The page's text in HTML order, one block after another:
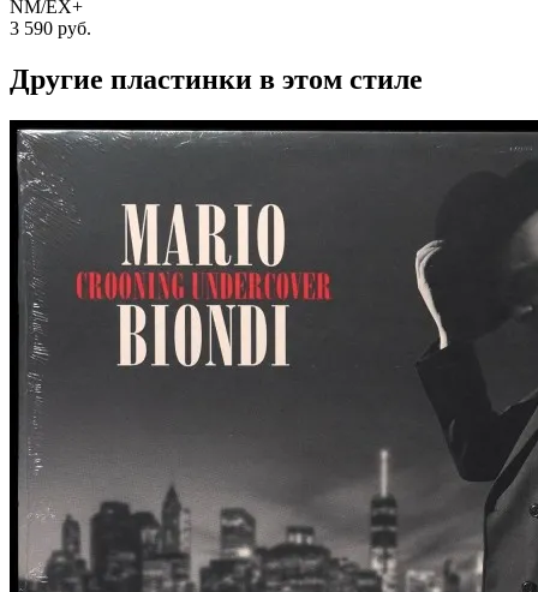
NM/EX+
3 590 руб.
Другие пластинки в этом стиле